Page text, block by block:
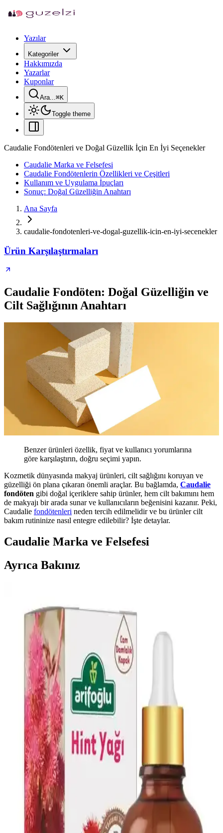
Yazılar
Kategoriler
Hakkımızda
Yazarlar
Kuponlar
Ara...⌘K
Toggle theme
Caudalie Fondötenleri ve Doğal Güzellik İçin En İyi Seçenekler
Caudalie Marka ve Felsefesi
Caudalie Fondötenlerin Özellikleri ve Çeşitleri
Kullanım ve Uygulama İpuçları
Sonuç: Doğal Güzelliğin Anahtarı
Ana Sayfa
caudalie-fondotenleri-ve-dogal-guzellik-icin-en-iyi-secenekler
Ürün Karşılaştırmaları
Caudalie Fondöten: Doğal Güzelliğin ve
Cilt Sağlığının Anahtarı
Benzer ürünleri özellik, fiyat ve kullanıcı yorumlarına
göre karşılaştırın, doğru seçimi yapın.
Kozmetik dünyasında makyaj ürünleri, cilt sağlığını koruyan ve
güzelliği ön plana çıkaran önemli araçlar. Bu bağlamda, Caudalie
fondöten gibi doğal içeriklere sahip ürünler, hem cilt bakımını hem
de makyajı bir arada sunar ve kullanıcıların beğenisini kazanır. Peki,
Caudalie fondötenleri neden tercih edilmelidir ve bu ürünler cilt
bakım rutininize nasıl entegre edilebilir? İşte detaylar.
Caudalie Marka ve Felsefesi
Ayrıca Bakınız
Trendleri
2024 yılında doğal ve bakım kolaylığı sağlayan saç stilleri ön planda
olacak. Trendler henüz net olmasa da, kişisel stil ve moda
gelişmeleri doğrultusunda seçimler yapılabilir.
Dr.C.Tuna Çay Ağacı Yağlı Sos Serumu: Çok Yönlü
Doğal Cilt ve Saç Bakım Ürünü
Doğal içerikli Dr.C.Tuna Çay Ağacı Yağlı Sos Serumu, cilt ve saç
derisi sorunlarına karşı çok yönlü kullanım sağlar, ferahlatıcı etkisi
ve hızlı sonuçlarıyla öne çıkar.
AVIDERM Lavanta Yağ Spreyi: Doğal ve Etkili Saç
Bakım Çözümü
AVIDERM lavanta yağı spreyi, doğal içeriklerle saçlara hafiflik,
parlaklık ve hoş koku kazandırır. Suya dayanıklı formülüyle tüm saç
tipleriyle uyum sağlar, saç derisini rahatlatır ve günlük bakımda
pratik kullanım sunar.
Doğalca Kojik Asit Sabunu: Leke Karşıtı ve Cilt
Tonunu Eşitleyen Doğal Temizlik Ürünü